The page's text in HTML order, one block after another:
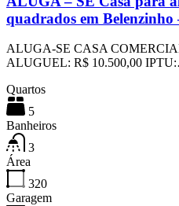
quadrados em Belenzinho
ALUGA-SE CASA
ALUGUEL: R$ 10.500,00
Quartos
5
Banheiros
3
Área
320
Garagem